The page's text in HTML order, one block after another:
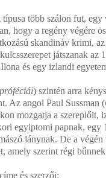
több szálon fut, egy
hogy a regény végére
skandináv krimi,
játszanak az
és egy izlandi
) szintén arra
Az angol Paul Sussman (
mozgatja a szereplőit,
egyiptomi papnak, egy
lánynak. De a végén
amely szerint régi
és szerzői: